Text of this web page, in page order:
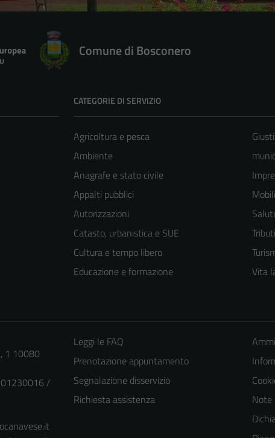
Comune di Bosconero
CATEGORIE DI SERVIZIO
Agricoltura e pesca
Ambiente
Anagrafe e stato civile
Appalti pubblici
Autorizzazioni
Catasto, urbanistica e SUE
Cultura e tempo libero
Educazione e formazione
Vita
1 10080
/
Leggi le FAQ
Prenotazione appuntamento
Segnalazione disservizio
Richiesta assistenza
Note